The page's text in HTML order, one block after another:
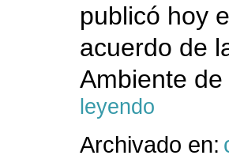
publicó hoy
acuerdo de
Ambiente
leyendo
Archivado en: